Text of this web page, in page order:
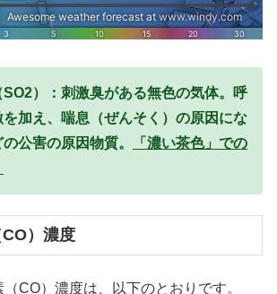
）：刺激臭がある無色の気体。呼
を加え、喘息（ぜんそく）の原因にな
公害の原因物質。
「濃い茶色」での
）濃度
CO）濃度は、以下のとおりです。